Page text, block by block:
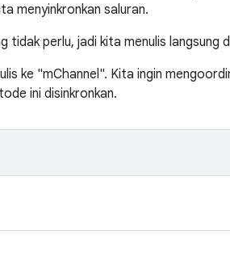
menyinkronkan saluran.
tidak perlu, jadi kita menulis
ke "mChannel". Kita ingin
ini disinkronkan.